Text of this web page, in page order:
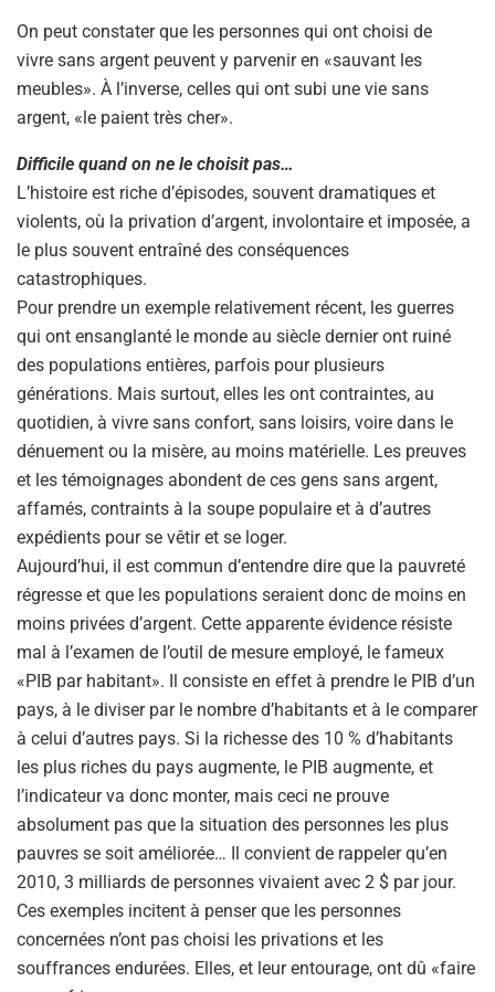
On peut constater que les personnes qui ont choisi de
vivre sans argent peuvent y parvenir en «sauvant les
meubles». À l’inverse, celles qui ont subi une vie sans
argent, «le paient très cher».
Difficile quand on ne le choisit pas…
L’histoire est riche d’épisodes, souvent dramatiques et
violents, où la privation d’argent, involontaire et imposée, a
le plus souvent entraîné des conséquences
catastrophiques.
Pour prendre un exemple relativement récent, les guerres
qui ont ensanglanté le monde au siècle dernier ont ruiné
des populations entières, parfois pour plusieurs
générations. Mais surtout, elles les ont contraintes, au
quotidien, à vivre sans confort, sans loisirs, voire dans le
dénuement ou la misère, au moins matérielle. Les preuves
et les témoignages abondent de ces gens sans argent,
affamés, contraints à la soupe populaire et à d’autres
expédients pour se vêtir et se loger.
Aujourd’hui, il est commun d’entendre dire que la pauvreté
régresse et que les populations seraient donc de moins en
moins privées d’argent. Cette apparente évidence résiste
mal à l’examen de l’outil de mesure employé, le fameux
«PIB par habitant». Il consiste en effet à prendre le PIB d’un
pays, à le diviser par le nombre d’habitants et à le comparer
à celui d’autres pays. Si la richesse des 10 % d’habitants
les plus riches du pays augmente, le PIB augmente, et
l’indicateur va donc monter, mais ceci ne prouve
absolument pas que la situation des personnes les plus
pauvres se soit améliorée… Il convient de rappeler qu’en
2010, 3 milliards de personnes vivaient avec 2 $ par jour.
Ces exemples incitent à penser que les personnes
concernées n’ont pas choisi les privations et les
souffrances endurées. Elles, et leur entourage, ont dû «faire